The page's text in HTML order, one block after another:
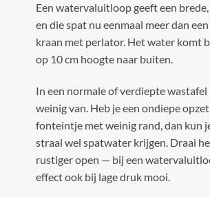
Een watervaluitloop geeft een
en die spat nu eenmaal meer dan
kraan met perlator. Het water komt
op 10 cm hoogte naar buiten.
In een normale of verdiepte wastafel
weinig van. Heb je een ondiepe
fonteintje met weinig rand, dan kun
straal wel spatwater krijgen. Draai
rustiger open — bij een
effect ook bij lage druk mooi.